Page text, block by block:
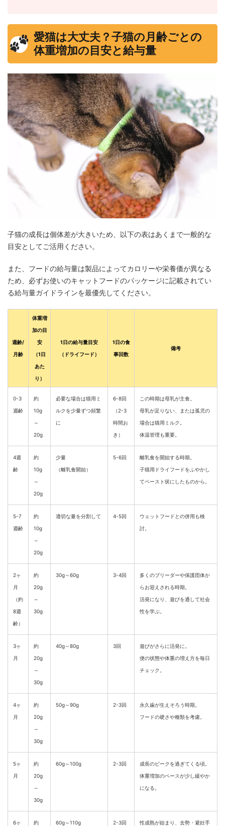
愛猫は大丈夫？子猫の月齢ごとの
体重増加の目安と給与量
子猫の成長は個体差が大きいため、以下の表はあくまで一般的な
目安としてご活用ください。
また、フードの給与量は製品によってカロリーや栄養価が異なる
ため、必ずお使いのキャットフードのパッケージに記載されてい
る給与量ガイドラインを最優先してください。
週齢/
月齢
体重増
加の目
安
（1日
あた
り）
1日の給与量目安
（ドライフード）
1日の食
事回数
備考
0-3
週齢
約
10g
～
20g
必要な場合は猫用ミ
ルクを少量ずつ頻繁
に
6-8回
（2-3
時間お
き）
この時期は母乳が主食。
母乳が足りない、または孤児の
場合は猫用ミルク。
体温管理も重要。
4週
齢
約
10g
～
20g
少量
（離乳食開始）
5-6回
離乳食を開始する時期。
子猫用ドライフードをふやかし
てペースト状にしたものから。
5-7
週齢
約
10g
～
20g
適切な量を分割して 4-5回
ウェットフードとの併用も検
討。
2ヶ
月
（約
8週
齢）
約
20g
～
30g
30g～60g 3-4回
多くのブリーダーや保護団体か
らお迎えされる時期。
活発になり、遊びを通して社会
性を学ぶ。
3ヶ
月
約
20g
～
30g
40g～80g 3回
遊びがさらに活発に。
便の状態や体重の増え方を毎日
チェック。
4ヶ
月
約
20g
～
30g
50g～90g 2-3回
永久歯が生えそろう時期。
フードの硬さや種類を考慮。
5ヶ
月
約
20g
～
30g
60g～100g 2-3回
成長のピークを過ぎてくる頃。
体重増加のペースが少し緩やか
になる。
6ヶ
約
60g～110g 2-3回
性成熟が始まり、去勢・避妊手